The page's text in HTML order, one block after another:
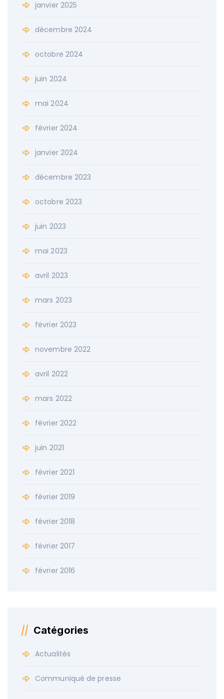
janvier 2025
décembre 2024
octobre 2024
juin 2024
mai 2024
février 2024
janvier 2024
décembre 2023
octobre 2023
juin 2023
mai 2023
avril 2023
mars 2023
février 2023
novembre 2022
avril 2022
mars 2022
février 2022
juin 2021
février 2021
février 2019
février 2018
février 2017
février 2016
Catégories
Actualités
Communiqué de presse